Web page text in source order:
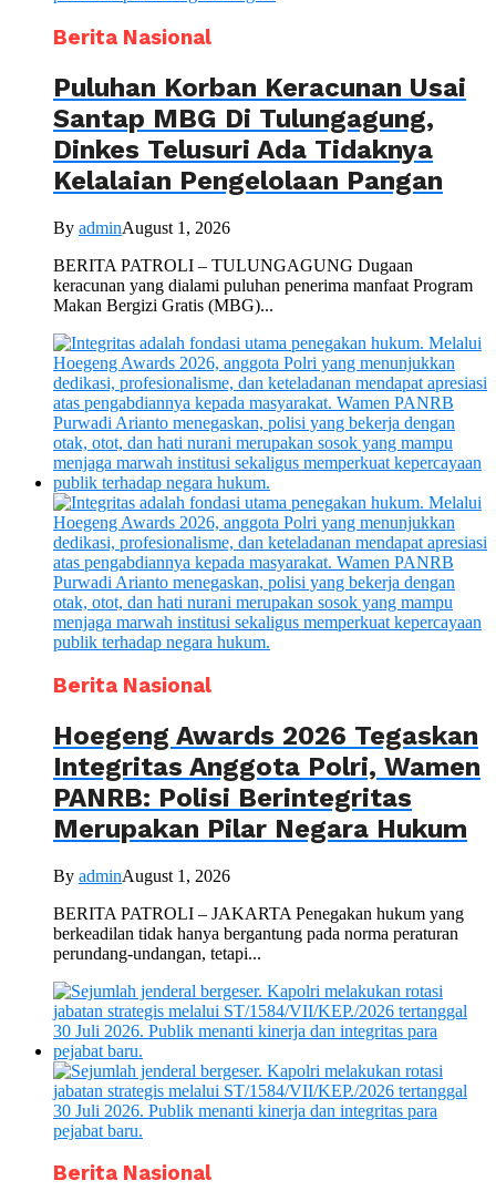
Berita Nasional
Puluhan Korban Keracunan Usai
Santap MBG Di Tulungagung,
Dinkes Telusuri Ada Tidaknya
Kelalaian Pengelolaan Pangan
By adminAugust 1, 2026
BERITA PATROLI – TULUNGAGUNG Dugaan
keracunan yang dialami puluhan penerima manfaat Program
Makan Bergizi Gratis (MBG)...
Berita Nasional
Hoegeng Awards 2026 Tegaskan
Integritas Anggota Polri, Wamen
PANRB: Polisi Berintegritas
Merupakan Pilar Negara Hukum
By adminAugust 1, 2026
BERITA PATROLI – JAKARTA Penegakan hukum yang
berkeadilan tidak hanya bergantung pada norma peraturan
perundang-undangan, tetapi...
Berita Nasional